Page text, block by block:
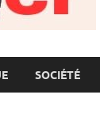
SOCIÉTÉ